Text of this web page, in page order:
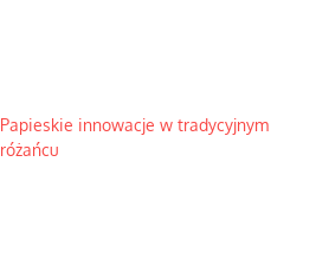
Papieskie innowacje w tradycyjnym
różańcu